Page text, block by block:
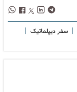
| سفر دیپلماتیک |